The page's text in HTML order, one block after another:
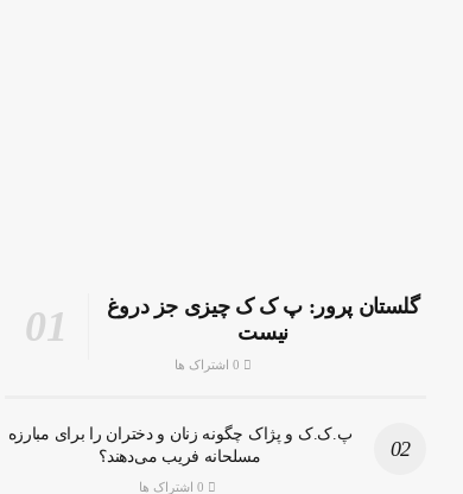
گلستان پرور: پ ک ک چیزی جز دروغ
نیست
پ.ک.ک و پژاک چگونه زنان و دختران را برای مبارزه
مسلحانه فریب می‌دهند؟